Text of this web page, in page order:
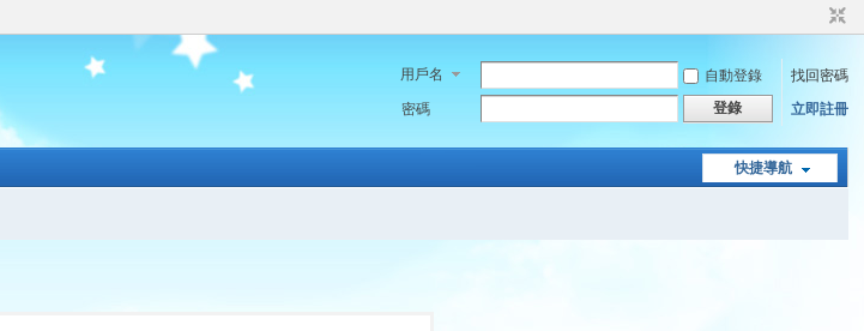
用戶名 自動登錄
找回密碼
密碼
登錄 立即註冊
快捷導航